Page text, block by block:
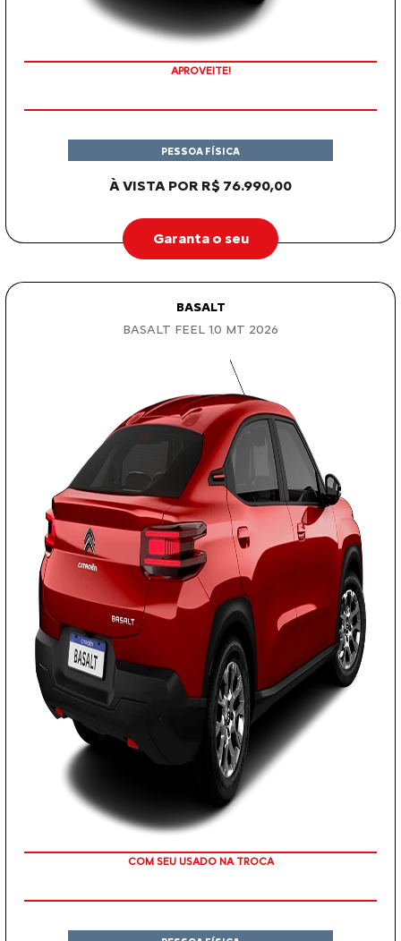
APROVEITE!
À VISTA POR R$ 76.990,00
PESSOA FÍSICA
Garanta o seu
BASALT
BASALT FEEL 1.0 MT 2026
OU TAXA 0%